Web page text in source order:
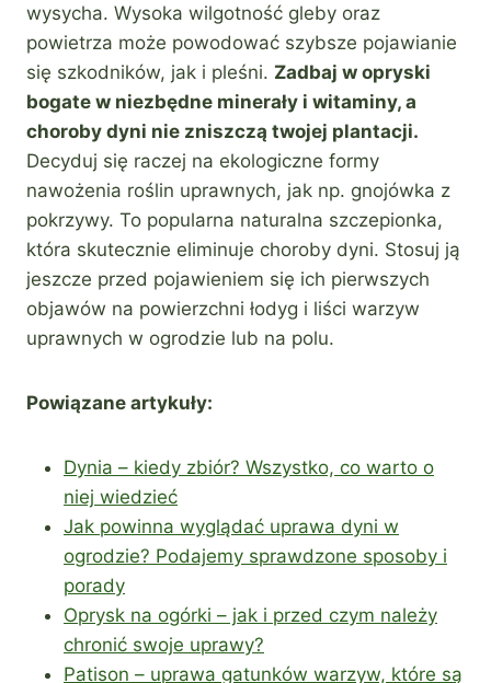
wysycha. Wysoka wilgotność gleby oraz
powietrza może powodować szybsze pojawianie
się szkodników, jak i pleśni. Zadbaj w opryski
bogate w niezbędne minerały i witaminy, a
choroby dyni nie zniszczą twojej plantacji.
Decyduj się raczej na ekologiczne formy
nawożenia roślin uprawnych, jak np. gnojówka z
pokrzywy. To popularna naturalna szczepionka,
która skutecznie eliminuje choroby dyni. Stosuj ją
jeszcze przed pojawieniem się ich pierwszych
objawów na powierzchni łodyg i liści warzyw
uprawnych w ogrodzie lub na polu.
Powiązane artykuły:
Dynia – kiedy zbiór? Wszystko, co warto o
niej wiedzieć
Jak powinna wyglądać uprawa dyni w
ogrodzie? Podajemy sprawdzone sposoby i
porady
Oprysk na ogórki – jak i przed czym należy
chronić swoje uprawy?
Patison – uprawa gatunków warzyw, które są